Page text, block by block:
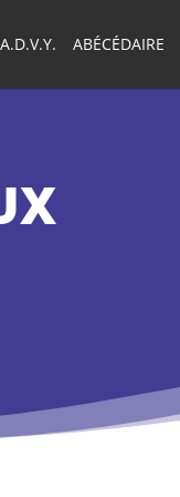
A.D.V.Y. ABÉCÉDAIRE